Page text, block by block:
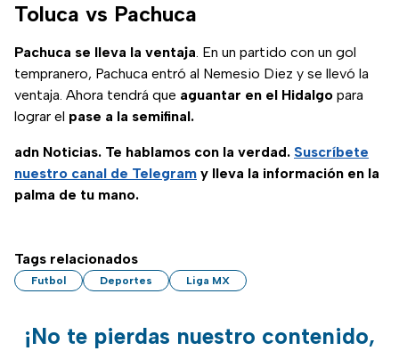
la Liga MX
Toluca vs Pachuca
Pachuca se lleva la ventaja. En un partido con un gol
tempranero, Pachuca entró al Nemesio Diez y se llevó la
ventaja. Ahora tendrá que aguantar en el Hidalgo para
lograr el pase a la semifinal.
adn Noticias. Te hablamos con la verdad. Suscríbete
nuestro canal de Telegram y lleva la información en la
palma de tu mano.
Tags relacionados
Futbol Deportes Liga MX
¡No te pierdas nuestro contenido,